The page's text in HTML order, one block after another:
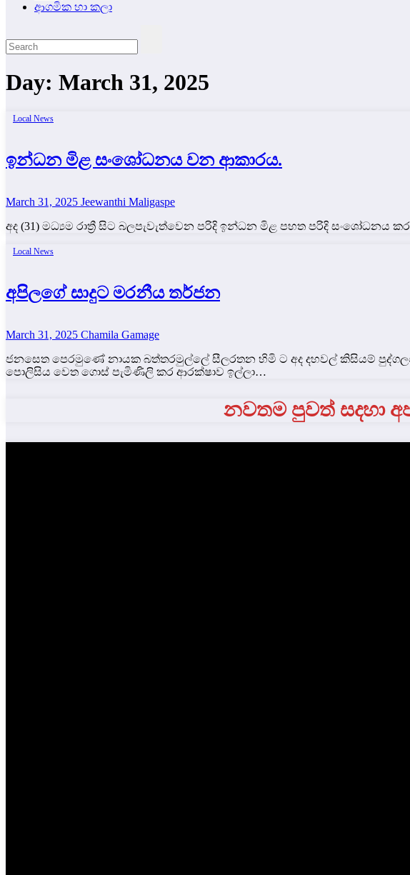
ආගමික හා කලා
Day: March 31, 2025
Local News
ඉන්ධන මිළ සංශෝධනය වන ආකාරය.
March 31, 2025 Jeewanthi Maligaspe
අද (31) මධ්‍යම රාත්‍රී සිට බලපැවැත්වෙන පරිදි ඉන්ධන මිළ පහත පරිදි
Local News
අපිලගේ සාදුට මරනීය තර්ජන
March 31, 2025 Chamila Gamage
ජනසෙත පෙරමුණේ නායක බත්තරමුල්ලේ සීලරතන හිමි ට අද දහවල් කිසියම්
පොලිසිය වෙත ගොස් පැමිණිලි කර ආරක්ෂාව ඉල්ලා…
නවතම පුවත් සදහා